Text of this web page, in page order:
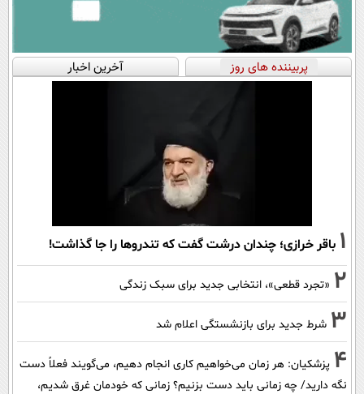
پربیننده های روز آخرین اخبار
1 باقر خرازی؛ چندان درشت گفت که تندروها را جا گذاشت!
2 «تجرد قطعی»، انتخابی جدید برای سبک زندگی
3 شرط جدید برای بازنشستگی اعلام شد
4 پزشکیان: هر زمان می‌خواهیم کاری انجام دهیم، می‌گویند فعلاً دست
نگه دارید/ چه زمانی باید دست بزنیم؟ زمانی که خودمان غرق شدیم،